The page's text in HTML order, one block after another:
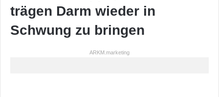
trägen Darm wieder in
Schwung zu bringen
ARKM.marketing